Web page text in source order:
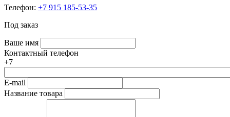
Телефон: +7 915 185-53-35
Под заказ
Ваше имя
Контактный телефон
+7
E-mail
Название товара